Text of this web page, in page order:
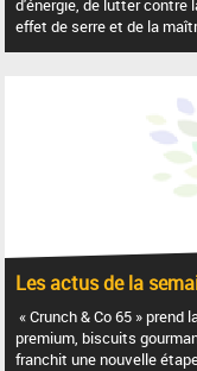
effet de serre et de la
Les actus de la
« Crunch & Co 65 »
premium, biscuits
franchit une nouvelle